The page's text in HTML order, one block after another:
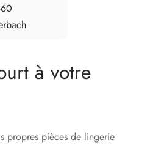
à votre
propres pièces de lingerie